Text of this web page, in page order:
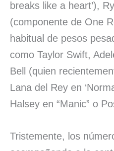
breaks like a heart’),
(componente de One
habitual de pesos
como Taylor Swift,
Bell (quien
Lana del Rey en
Halsey en “Manic” o
Tristemente, los